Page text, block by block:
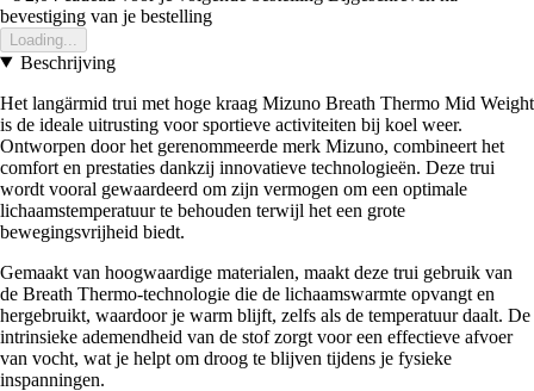
bevestiging van je bestelling
Loading...
Beschrijving
Het langärmid trui met hoge kraag Mizuno Breath Thermo Mid Weight
is de ideale uitrusting voor sportieve activiteiten bij koel weer.
Ontworpen door het gerenommeerde merk Mizuno, combineert het
comfort en prestaties dankzij innovatieve technologieën. Deze trui
wordt vooral gewaardeerd om zijn vermogen om een optimale
lichaamstemperatuur te behouden terwijl het een grote
bewegingsvrijheid biedt.
Gemaakt van hoogwaardige materialen, maakt deze trui gebruik van
de Breath Thermo-technologie die de lichaamswarmte opvangt en
hergebruikt, waardoor je warm blijft, zelfs als de temperatuur daalt. De
intrinsieke ademendheid van de stof zorgt voor een effectieve afvoer
van vocht, wat je helpt om droog te blijven tijdens je fysieke
inspanningen.